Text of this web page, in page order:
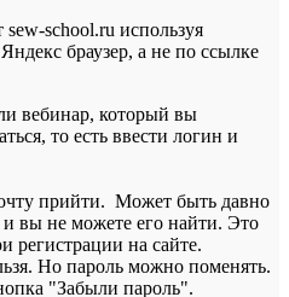
sew-school.ru используя
браузер, а не по ссылке
вебинар, который вы
то есть ввести логин и
прийти. Может быть давно
вы не можете его найти. Это
регистрации на сайте.
Но пароль можно поменять.
"Забыли пароль".